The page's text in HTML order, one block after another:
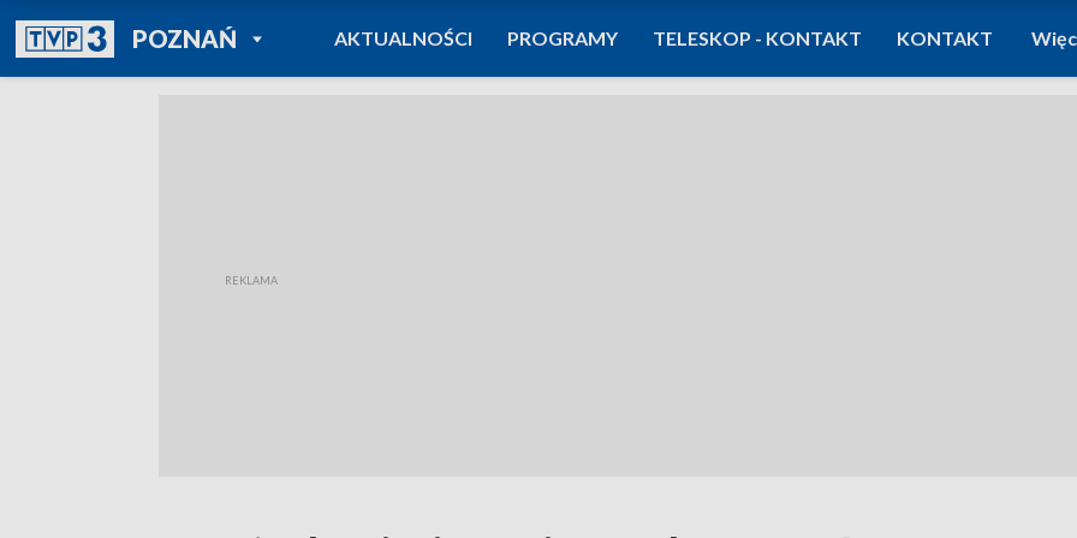
POZNAŃPOWRÓT DO
TVP REGIONY
AKTUALNOŚCI PROGRAMY TELESKOP - KONTAKT KONTAKT